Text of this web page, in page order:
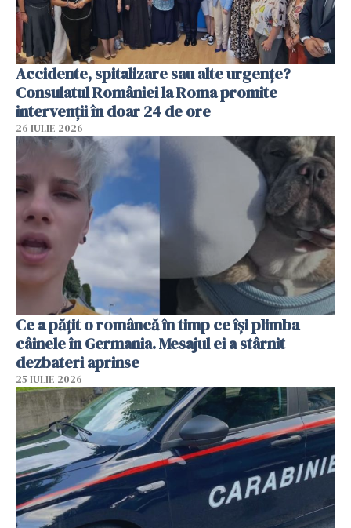
Accidente, spitalizare sau alte urgențe?
Consulatul României la Roma promite
intervenții în doar 24 de ore
26 IULIE 2026
Ce a pățit o româncă în timp ce își plimba
câinele în Germania. Mesajul ei a stârnit
dezbateri aprinse
25 IULIE 2026